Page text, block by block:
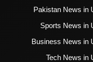
Pakistan News in
Sports News in
Business News in
Tech News in